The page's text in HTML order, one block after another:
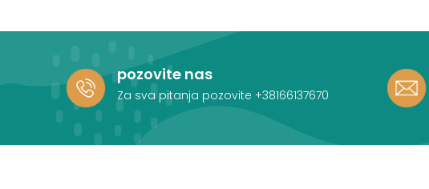
pozovite nas
Za sva pitanja pozovite +38166137670